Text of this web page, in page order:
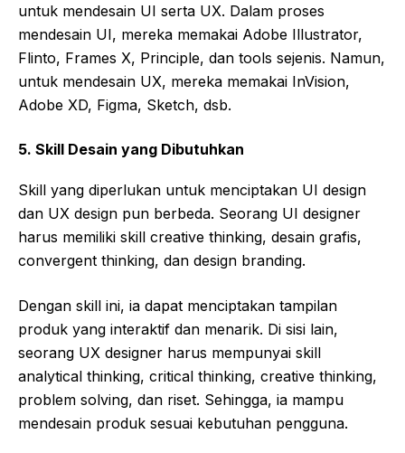
untuk mendesain UI serta UX. Dalam proses
mendesain UI, mereka memakai Adobe Illustrator,
Flinto, Frames X, Principle, dan tools sejenis. Namun,
untuk mendesain UX, mereka memakai InVision,
Adobe XD, Figma, Sketch, dsb.
5. Skill Desain yang Dibutuhkan
Skill yang diperlukan untuk menciptakan UI design
dan UX design pun berbeda. Seorang UI designer
harus memiliki skill creative thinking, desain grafis,
convergent thinking, dan design branding.
Dengan skill ini, ia dapat menciptakan tampilan
produk yang interaktif dan menarik. Di sisi lain,
seorang UX designer harus mempunyai skill
analytical thinking, critical thinking, creative thinking,
problem solving, dan riset. Sehingga, ia mampu
mendesain produk sesuai kebutuhan pengguna.